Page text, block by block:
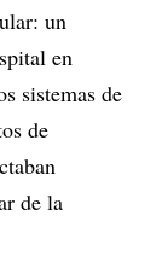
un
en
sistemas de
de
de la